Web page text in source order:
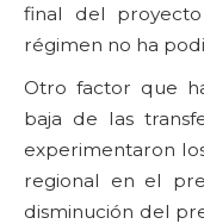
final del
régimen no ha
Otro factor que
baja de las
experimentaron
regional en el
disminución del